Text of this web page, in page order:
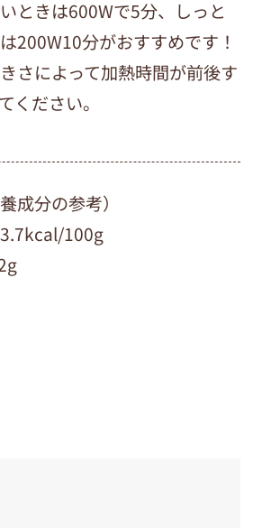
ときは600Wで5分、しっと
200W10分がおすすめです！
さによって加熱時間が前後す
ください。
成分の参考）
100g